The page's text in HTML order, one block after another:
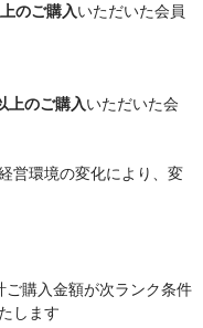
のご購入いただいた会員
上のご購入いただいた会
営環境の変化により、変
購入金額が次ランク条件
します